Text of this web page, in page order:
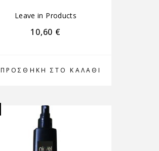
ΠΡΟΣΘΉΚΗ ΣΤΟ ΚΑΛΆΘΙ
Leave in Products
10,60 €